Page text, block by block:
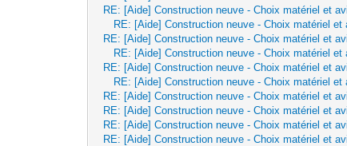
RE: [Aide] Construction neuve - Choix matériel et
RE: [Aide] Construction neuve - Choix matériel et
RE: [Aide] Construction neuve - Choix matériel et
RE: [Aide] Construction neuve - Choix matériel et
RE: [Aide] Construction neuve - Choix matériel et
RE: [Aide] Construction neuve - Choix matériel et
RE: [Aide] Construction neuve - Choix matériel et
RE: [Aide] Construction neuve - Choix matériel et
RE: [Aide] Construction neuve - Choix matériel et
RE: [Aide] Construction neuve - Choix matériel et